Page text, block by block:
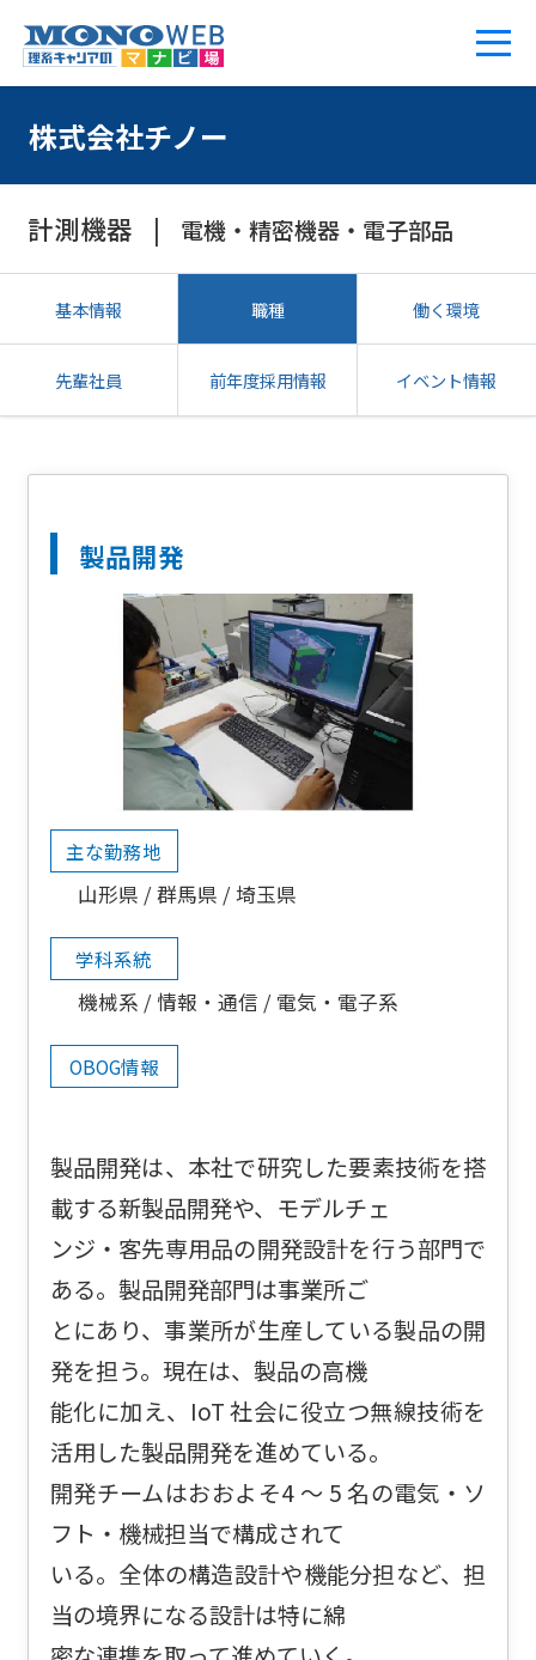
株式会社チノー
計測機器 電機・精密機器・電子部品
基本情報 職種 働く環境
先輩社員 前年度採用情報 イベント情報
製品開発
主な勤務地
山形県 群馬県 埼玉県
学科系統
機械系 情報・通信 電気・電子系
OBOG情報
製品開発は、本社で研究した要素技術を搭
載する新製品開発や、モデルチェ
ンジ・客先専用品の開発設計を行う部門で
ある。製品開発部門は事業所ご
とにあり、事業所が生産している製品の開
発を担う。現在は、製品の高機
能化に加え、IoT 社会に役立つ無線技術を
活用した製品開発を進めている。
開発チームはおおよそ4 ～ 5 名の電気・ソ
フト・機械担当で構成されて
いる。全体の構造設計や機能分担など、担
当の境界になる設計は特に綿